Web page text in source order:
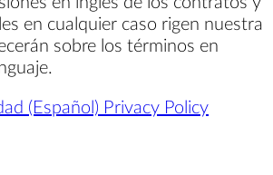
en cualquier caso rigen nuestra
sobre los términos en
(Español) Privacy Policy